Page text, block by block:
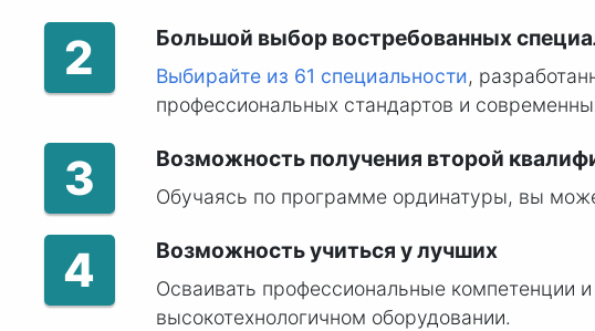
2 Большой выбор востребованных
Выбирайте из 61 специальности,
профессиональных стандартов и
3 Возможность получения второй
Обучаясь по программе ординатуры, вы
4 Возможность учиться у лучших
Осваивать профессиональные компетенции
высокотехнологичном оборудовании.